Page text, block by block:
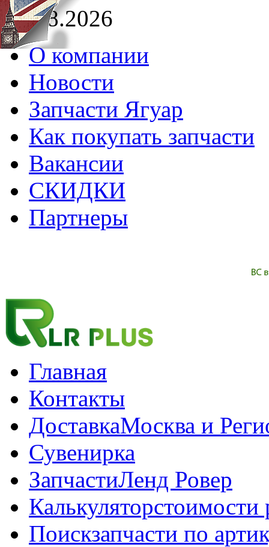
07.08.2026
О компании
Новости
Запчасти Ягуар
Как покупать запчасти
Вакансии
СКИДКИ
Партнеры
Главная
Контакты
ДоставкаМосква и
Сувенирка
ЗапчастиЛенд Ровер
Калькуляторстоимости
Поискзапчасти по